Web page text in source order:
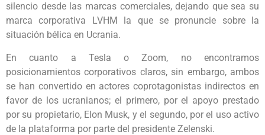
silencio desde las marcas comerciales, dejando que sea su
marca corporativa LVHM la que se pronuncie sobre la
situación bélica en Ucrania.
En cuanto a Tesla o Zoom, no encontramos
posicionamientos corporativos claros, sin embargo, ambos
se han convertido en actores coprotagonistas indirectos en
favor de los ucranianos; el primero, por el apoyo prestado
por su propietario, Elon Musk, y el segundo, por el uso activo
de la plataforma por parte del presidente Zelenski.